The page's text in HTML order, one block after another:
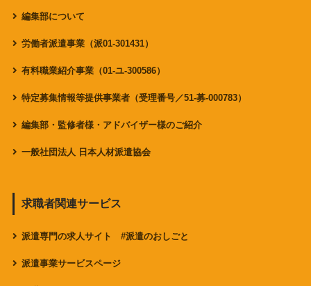
編集部について
労働者派遣事業（派01-301431）
有料職業紹介事業（01-ユ-300586）
特定募集情報等提供事業者（受理番号／51-募-000783）
編集部・監修者様・アドバイザー様のご紹介
一般社団法人 日本人材派遣協会
求職者関連サービス
派遣専門の求人サイト #派遣のおしごと
派遣事業サービスページ